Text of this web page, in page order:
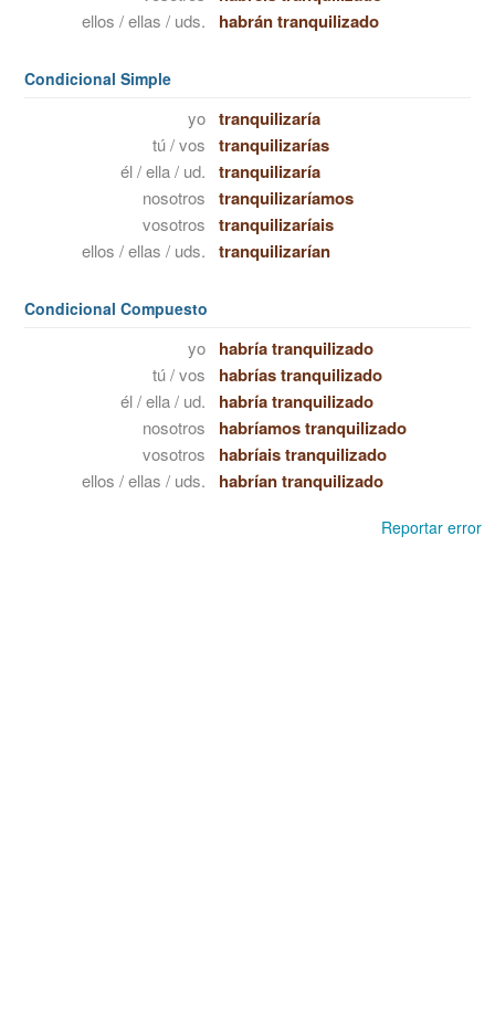
ellos / ellas / uds. habrán tranquilizado
Condicional Simple
yo tranquilizaría
tú / vos tranquilizarías
él / ella / ud. tranquilizaría
nosotros tranquilizaríamos
vosotros tranquilizaríais
ellos / ellas / uds. tranquilizarían
Condicional Compuesto
yo habría tranquilizado
tú / vos habrías tranquilizado
él / ella / ud. habría tranquilizado
nosotros habríamos tranquilizado
vosotros habríais tranquilizado
ellos / ellas / uds. habrían tranquilizado
Reportar error